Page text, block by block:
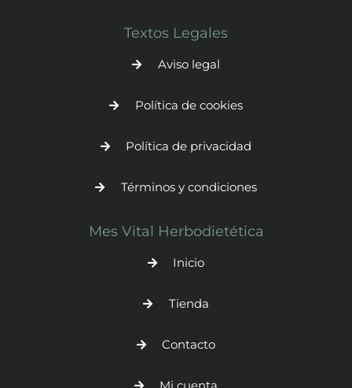
Textos Legales
Aviso legal
Política de cookies
Política de privacidad
Términos y condiciones
Mes Vital Herbodietética
Inicio
Tienda
Contacto